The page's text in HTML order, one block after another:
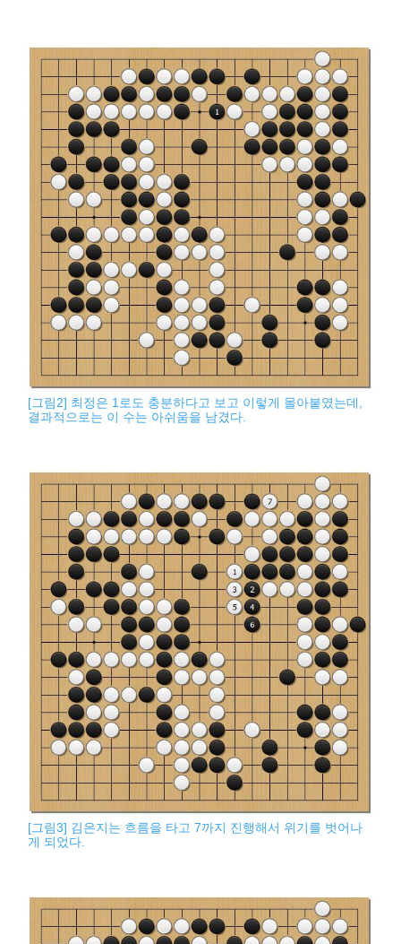
[그림2] 최정은 1로도 충분하다고 보고 이렇게 몰아붙였는데,
결과적으로는 이 수는 아쉬움을 남겼다.
[그림3] 김은지는 흐름을 타고 7까지 진행해서 위기를 벗어나
게 되었다.